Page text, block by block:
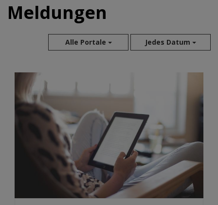
Meldungen
Alle Portale Jedes Datum
Mai 2026
Apr 2026
Mär 2026
Feb 2026
Jan 2026
Dez 2025
Nov 2025